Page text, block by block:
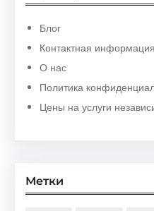
Блог
Контактная информация
О нас
Политика
Цены на услуги
Метки